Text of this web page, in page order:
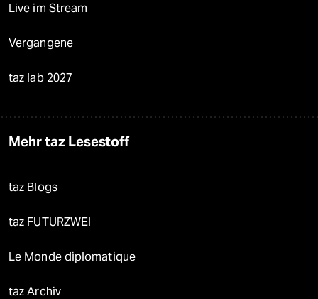
Live im Stream
Vergangene
taz lab 2027
Mehr taz Lesestoff
taz Blogs
taz FUTURZWEI
Le Monde diplomatique
taz Archiv